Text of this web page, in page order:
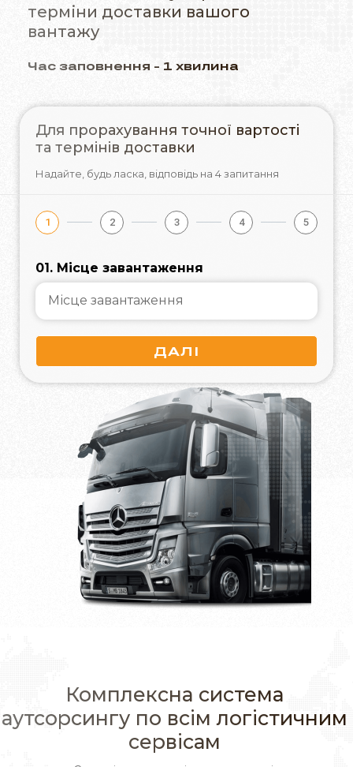
терміни доставки вашого
вантажу
Час заповнення - 1 хвилина
Для прорахування точної вартості
та термінів доставки
Надайте, будь ласка, відповідь на 4 запитання
1 2 3 4 5
01. Місце завантаження
ДАЛІ
Комплексна система
аутсорсингу по всім логістичним
сервісам